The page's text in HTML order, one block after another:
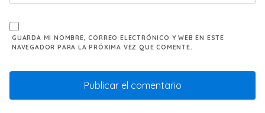
GUARDA MI NOMBRE, CORREO ELECTRÓNICO Y WEB EN ESTE
NAVEGADOR PARA LA PRÓXIMA VEZ QUE COMENTE.